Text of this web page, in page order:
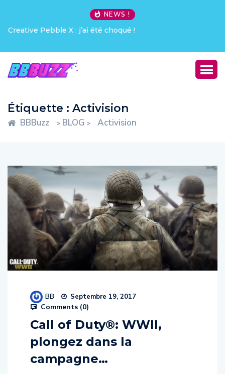
NEWS !
Creative Pebble X : j’ai été choqué !
BBBuzz >BLOG> Activision
Comments (0)
Call of Duty®: WWII,
plongez dans la
campagne…
Venez découvrir l’histoire saisissante du soldat